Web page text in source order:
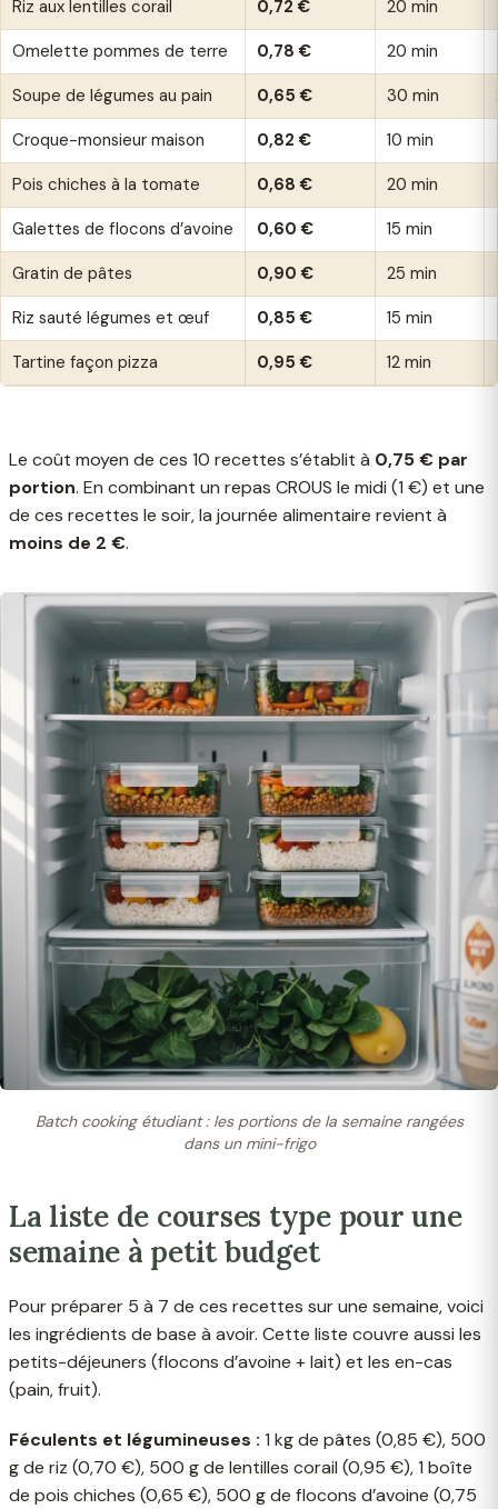
Riz aux lentilles corail 0,72 € 20 min
Omelette pommes de terre
0,78 € 20 min
Soupe de légumes au pain
0,65 € 30 min
Croque-monsieur maison
0,82 € 10 min
Pois chiches à la tomate
0,68 € 20 min
Galettes de flocons d’avoine
0,60 € 15 min
Gratin de pâtes
0,90 € 25 min
Riz sauté légumes et œuf
0,85 € 15 min
Tartine façon pizza
0,95 € 12 min
Le coût moyen de ces 10 recettes s’établit à 0,75 € par
portion. En combinant un repas CROUS le midi (1 €) et une
de ces recettes le soir, la journée alimentaire revient à
moins de 2 €.
Batch cooking étudiant : les portions de la semaine rangées
dans un mini-frigo
La liste de courses type pour une
semaine à petit budget
Pour préparer 5 à 7 de ces recettes sur une semaine, voici
les ingrédients de base à avoir. Cette liste couvre aussi les
petits-déjeuners (flocons d’avoine + lait) et les en-cas
(pain, fruit).
Féculents et légumineuses : 1 kg de pâtes (0,85 €), 500
g de riz (0,70 €), 500 g de lentilles corail (0,95 €), 1 boîte
de pois chiches (0,65 €), 500 g de flocons d’avoine (0,75